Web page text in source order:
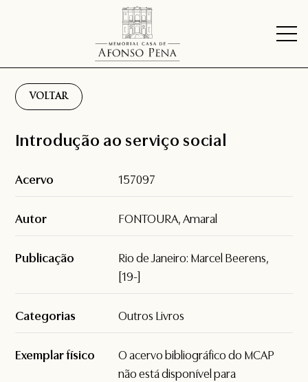
VOLTAR
Introdução ao serviço social
Acervo 157097
Autor FONTOURA, Amaral
Publicação
Rio de Janeiro: Marcel Beerens,
[19-]
Categorias Outros Livros
Exemplar físico
O acervo bibliográfico do MCAP
não está disponível para